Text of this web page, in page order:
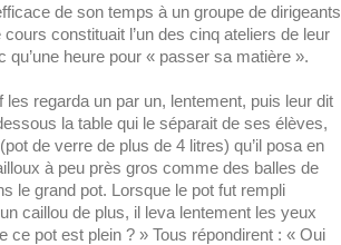
de son temps à un groupe de dirigeants
constituait l’un des cinq ateliers de leur
qu’une heure pour « passer sa matière ».
regarda un par un, lentement, puis leur dit
la table qui le séparait de ses élèves,
de verre de plus de 4 litres) qu’il posa en
à peu près gros comme des balles de
le grand pot. Lorsque le pot fut rempli
caillou de plus, il leva lentement les yeux
pot est plein ? » Tous répondirent : « Oui